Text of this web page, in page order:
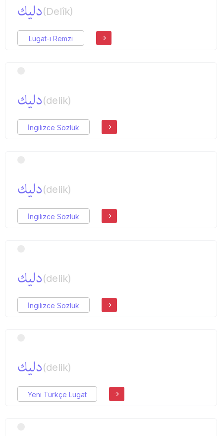
دلیك(Delîk)
Lugat-ı Remzi
دلیك(delik)
İngilizce Sözlük
دلیك(delik)
İngilizce Sözlük
دلیك(delik)
İngilizce Sözlük
دلیك(delik)
Yeni Türkçe Lugat